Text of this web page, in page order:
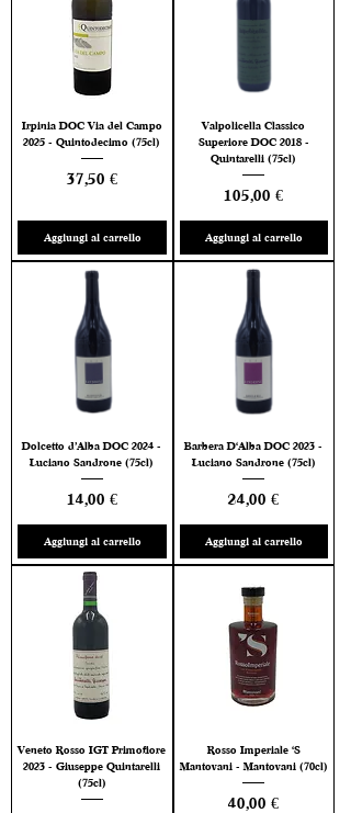
Irpinia DOC Via del Campo
2025 - Quintodecimo (75cl)
Prezzo
37,50 €
Aggiungi al carrello
Valpolicella Classico
Superiore DOC 2018 -
Quintarelli (75cl)
Prezzo
105,00 €
Aggiungi al carrello
Dolcetto d’Alba DOC 2024 -
Luciano Sandrone (75cl)
Prezzo
14,00 €
Aggiungi al carrello
Barbera D'Alba DOC 2023 -
Luciano Sandrone (75cl)
Prezzo
24,00 €
Aggiungi al carrello
Veneto Rosso IGT Primofiore
2023 - Giuseppe Quintarelli
(75cl)
Rosso Imperiale 'S
Mantovani - Mantovani (70cl)
Prezzo
40,00 €